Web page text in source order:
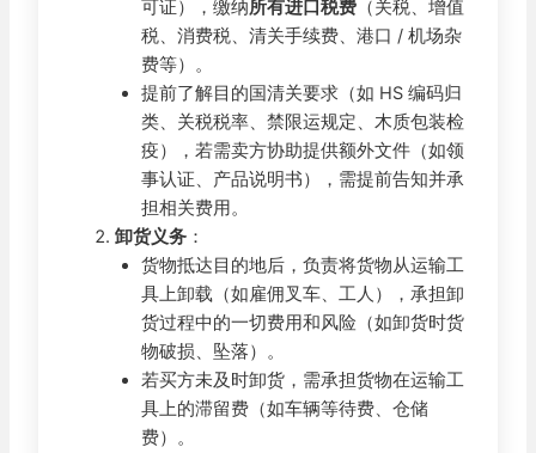
可证），缴纳所有进口税费 （关税、增值
税、消费税、清关手续费、港口 / 机场杂
费等）。
提前了解目的国清关要求（如 HS 编码归
类、关税税率、禁限运规定、木质包装检
疫），若需卖方协助提供额外文件（如领
事认证、产品说明书），需提前告知并承
担相关费用。
卸货义务 ：
货物抵达目的地后，负责将货物从运输工
具上卸载（如雇佣叉车、工人），承担卸
货过程中的一切费用和风险（如卸货时货
物破损、坠落）。
若买方未及时卸货，需承担货物在运输工
具上的滞留费（如车辆等待费、仓储
费）。